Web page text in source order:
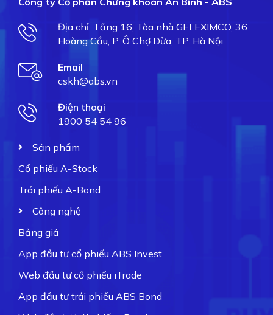
Địa chỉ: Tầng 16, Tòa nhà GELEXIMCO, 36
Hoàng Cầu, P. Ô Chợ Dừa, TP. Hà Nội
Email
cskh@abs.vn
Điện thoại
1900 54 54 96
Sản phẩm
Cổ phiếu A-Stock
Trái phiếu A-Bond
Công nghệ
Bảng giá
App đầu tư cổ phiếu ABS Invest
Web đầu tư cổ phiếu iTrade
App đầu tư trái phiếu ABS Bond